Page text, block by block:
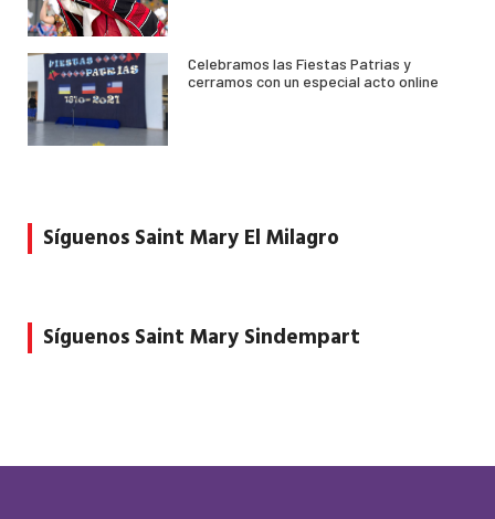
Celebramos las Fiestas Patrias y
cerramos con un especial acto online
Síguenos Saint Mary El Milagro
Síguenos Saint Mary Sindempart